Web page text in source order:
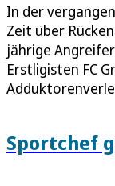
In der
Zeit über
jährige
Erstligisten FC
Sportchef